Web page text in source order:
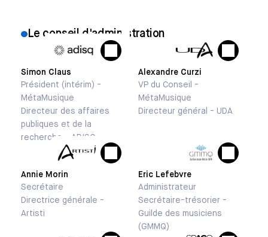
Le conseil d'administration
Simon Claus
Président (intérim) -
MétaMusique
Directeur des affaires
publiques et de la
recherche - ADISQ
Alexandre Curzi
VP du Conseil -
MétaMusique
Directeur général - UDA
Annie Morin
Secrétaire
Directrice générale -
Artisti
Eric Lefebvre
Administrateur
Secrétaire-trésorier -
Guilde des musiciens
(GMMQ)